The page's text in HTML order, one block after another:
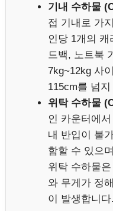
기내 수하물
접 기내로 가
인당 1개의
드백, 노트북
7kg~12kg 사
115cm를 넘
위탁 수하물
인 카운터에
내 반입이 불
함할 수 있으
위탁 수하물
와 무게가 정
이 발생합니다.